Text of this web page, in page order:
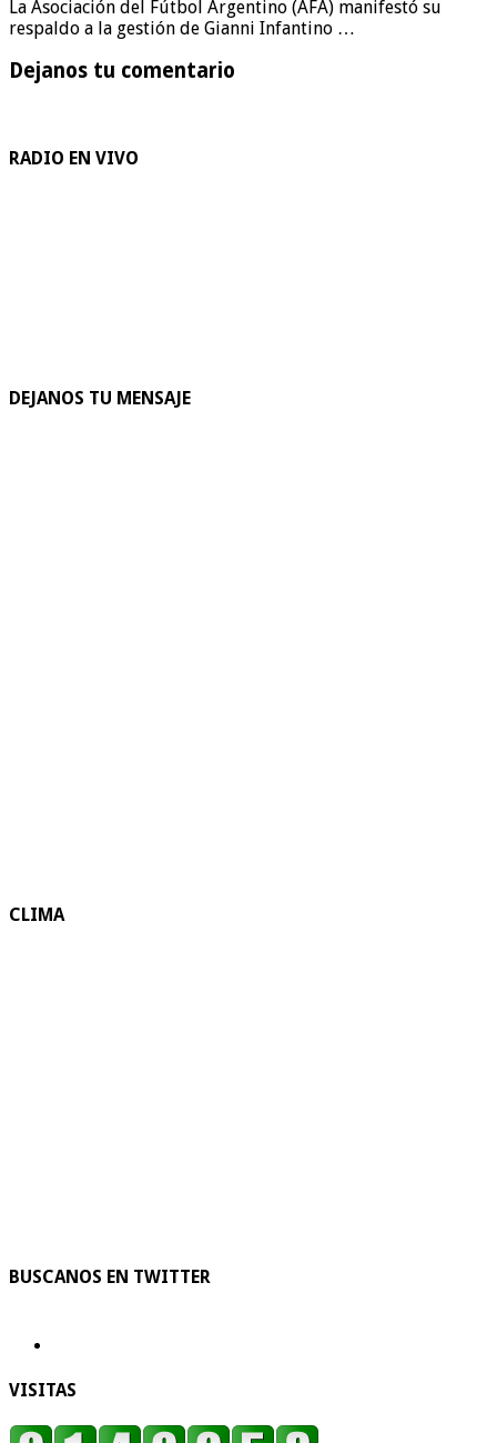
La Asociación del Fútbol Argentino (AFA) manifestó su
respaldo a la gestión de Gianni Infantino …
Dejanos tu comentario
RADIO EN VIVO
DEJANOS TU MENSAJE
CLIMA
BUSCANOS EN TWITTER
VISITAS